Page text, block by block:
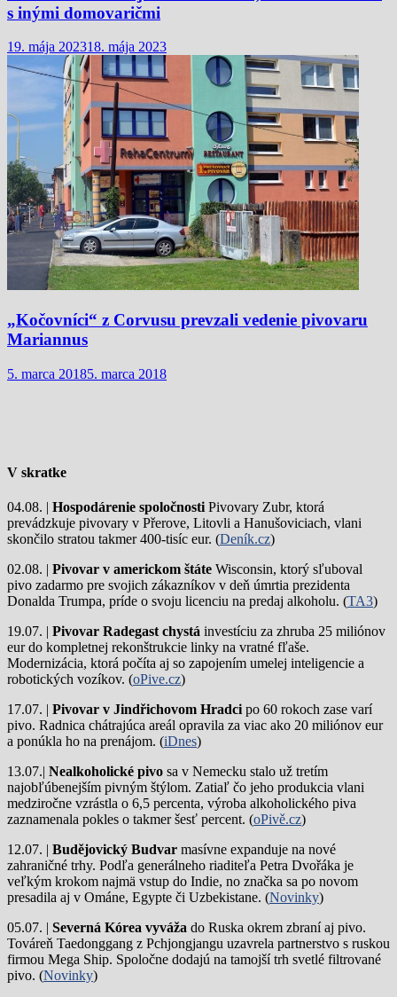
s inými domovaričmi
19. mája 202318. mája 2023
„Kočovníci“ z Corvusu prevzali vedenie pivovaru
Mariannus
5. marca 20185. marca 2018
V skratke
04.08. | Hospodárenie spoločnosti Pivovary Zubr, ktorá
prevádzkuje pivovary v Přerove, Litovli a Hanušoviciach, vlani
skončilo stratou takmer 400-tisíc eur. (Deník.cz)
02.08. | Pivovar v americkom štáte Wisconsin, ktorý sľuboval
pivo zadarmo pre svojich zákazníkov v deň úmrtia prezidenta
Donalda Trumpa, príde o svoju licenciu na predaj alkoholu. (TA3)
19.07. | Pivovar Radegast chystá investíciu za zhruba 25 miliónov
eur do kompletnej rekonštrukcie linky na vratné fľaše.
Modernizácia, ktorá počíta aj so zapojením umelej inteligencie a
robotických vozíkov. (oPive.cz)
17.07. | Pivovar v Jindřichovom Hradci po 60 rokoch zase varí
pivo. Radnica chátrajúca areál opravila za viac ako 20 miliónov eur
a ponúkla ho na prenájom. (iDnes)
13.07.| Nealkoholické pivo sa v Nemecku stalo už tretím
najobľúbenejším pivným štýlom. Zatiaľ čo jeho produkcia vlani
medziročne vzrástla o 6,5 percenta, výroba alkoholického piva
zaznamenala pokles o takmer šesť percent. (oPivě.cz)
12.07. | Budějovický Budvar masívne expanduje na nové
zahraničné trhy. Podľa generálneho riaditeľa Petra Dvořáka je
veľkým krokom najmä vstup do Indie, no značka sa po novom
presadila aj v Ománe, Egypte či Uzbekistane. (Novinky)
05.07. | Severná Kórea vyváža do Ruska okrem zbraní aj pivo.
Továreň Taedonggang z Pchjongjangu uzavrela partnerstvo s ruskou
firmou Mega Ship. Spoločne dodajú na tamojší trh svetlé filtrované
pivo. (Novinky)